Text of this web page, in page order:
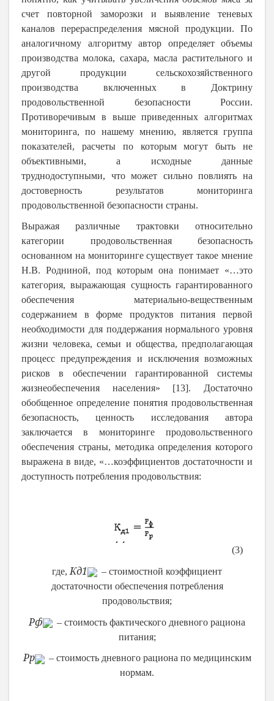
счет повторной заморозки и выявление теневых
каналов перераспределения мясной продукции. По
аналогичному алгоритму автор определяет объемы
производства молока, сахара, масла растительного и
другой продукции сельскохозяйственного
производства включенных в Доктрину
продовольственной безопасности России.
Противоречивым в выше приведенных алгоритмах
мониторинга, по нашему мнению, является группа
показателей, расчеты по которым могут быть не
объективными, а исходные данные
труднодоступными, что может сильно повлиять на
достоверность результатов мониторинга
продовольственной безопасности страны.
Выражая различные трактовки относительно
категории продовольственная безопасность
основанном на мониторинге существует такое мнение
Н.В. Родниной, под которым она понимает «…это
категория, выражающая сущность гарантированного
обеспечения материально-вещественным
содержанием в форме продуктов питания первой
необходимости для поддержания нормального уровня
жизни человека, семьи и общества, предполагающая
процесс предупреждения и исключения возможных
рисков в обеспечении гарантированной системы
жизнеобеспечения населения» [13]. Достаточно
обобщенное определение понятия продовольственная
безопасность, ценность исследования автора
заключается в мониторинге продовольственного
обеспечения страны, методика определения которого
выражена в виде, «…коэффициентов достаточности и
доступность потребления продовольствия:
(3)
где, Кд1
– стоимостной коэффициент
достаточности обеспечения потребления
продовольствия;
Рф
– стоимость фактического дневного рациона
питания;
Рр
– стоимость дневного рациона по медицинским
нормам.